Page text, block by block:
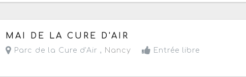
Du samedi 17 au dimanche 18 mai 2025
MAI DE LA CURE D'AIR
Parc de la Cure d'Air , Nancy Entrée libre